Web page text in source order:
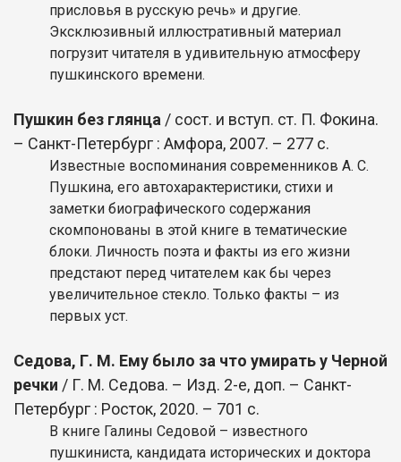
присловья в русскую речь» и другие.
Эксклюзивный иллюстративный материал
погрузит читателя в удивительную атмосферу
пушкинского времени.
Пушкин без глянца / сост. и вступ. ст. П. Фокина.
– Санкт-Петербург : Амфора, 2007. – 277 с.
Известные воспоминания современников А. С.
Пушкина, его автохарактеристики, стихи и
заметки биографического содержания
скомпонованы в этой книге в тематические
блоки. Личность поэта и факты из его жизни
предстают перед читателем как бы через
увеличительное стекло. Только факты – из
первых уст.
Седова, Г. М. Ему было за что умирать у Черной
речки / Г. М. Седова. – Изд. 2-е, доп. – Санкт-
Петербург : Росток, 2020. – 701 с.
В книге Галины Седовой – известного
пушкиниста, кандидата исторических и доктора